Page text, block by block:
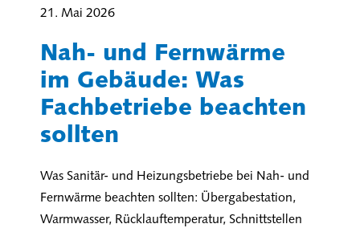
21. Mai 2026
Nah- und Fernwärme
im Gebäude: Was
Fachbetriebe beachten
sollten
Was Sanitär- und Heizungsbetriebe bei Nah- und
Fernwärme beachten sollten: Übergabestation,
Warmwasser, Rücklauftemperatur, Schnittstellen